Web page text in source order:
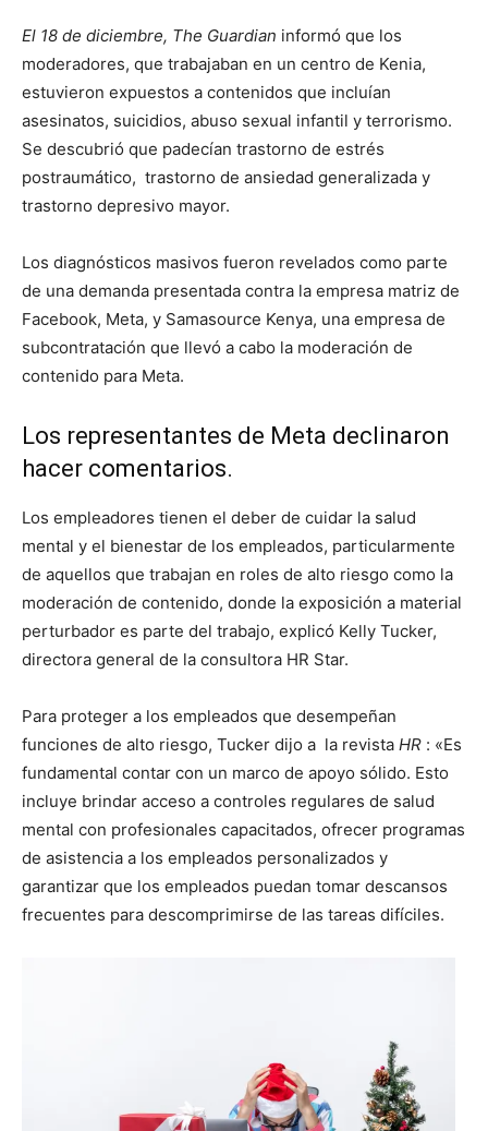
El 18 de diciembre, The Guardian informó que los
moderadores, que trabajaban en un centro de Kenia,
estuvieron expuestos a contenidos que incluían
asesinatos, suicidios, abuso sexual infantil y terrorismo.
Se descubrió que padecían trastorno de estrés
postraumático, trastorno de ansiedad generalizada y
trastorno depresivo mayor.
Los diagnósticos masivos fueron revelados como parte
de una demanda presentada contra la empresa matriz de
Facebook, Meta, y Samasource Kenya, una empresa de
subcontratación que llevó a cabo la moderación de
contenido para Meta.
Los representantes de Meta declinaron
hacer comentarios.
Los empleadores tienen el deber de cuidar la salud
mental y el bienestar de los empleados, particularmente
de aquellos que trabajan en roles de alto riesgo como la
moderación de contenido, donde la exposición a material
perturbador es parte del trabajo, explicó Kelly Tucker,
directora general de la consultora HR Star.
Para proteger a los empleados que desempeñan
funciones de alto riesgo, Tucker dijo a la revista HR : «Es
fundamental contar con un marco de apoyo sólido. Esto
incluye brindar acceso a controles regulares de salud
mental con profesionales capacitados, ofrecer programas
de asistencia a los empleados personalizados y
garantizar que los empleados puedan tomar descansos
frecuentes para descomprimirse de las tareas difíciles.